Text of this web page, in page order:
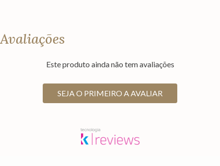
Avaliações
Este produto ainda não tem avaliações
SEJA O PRIMEIRO A AVALIAR